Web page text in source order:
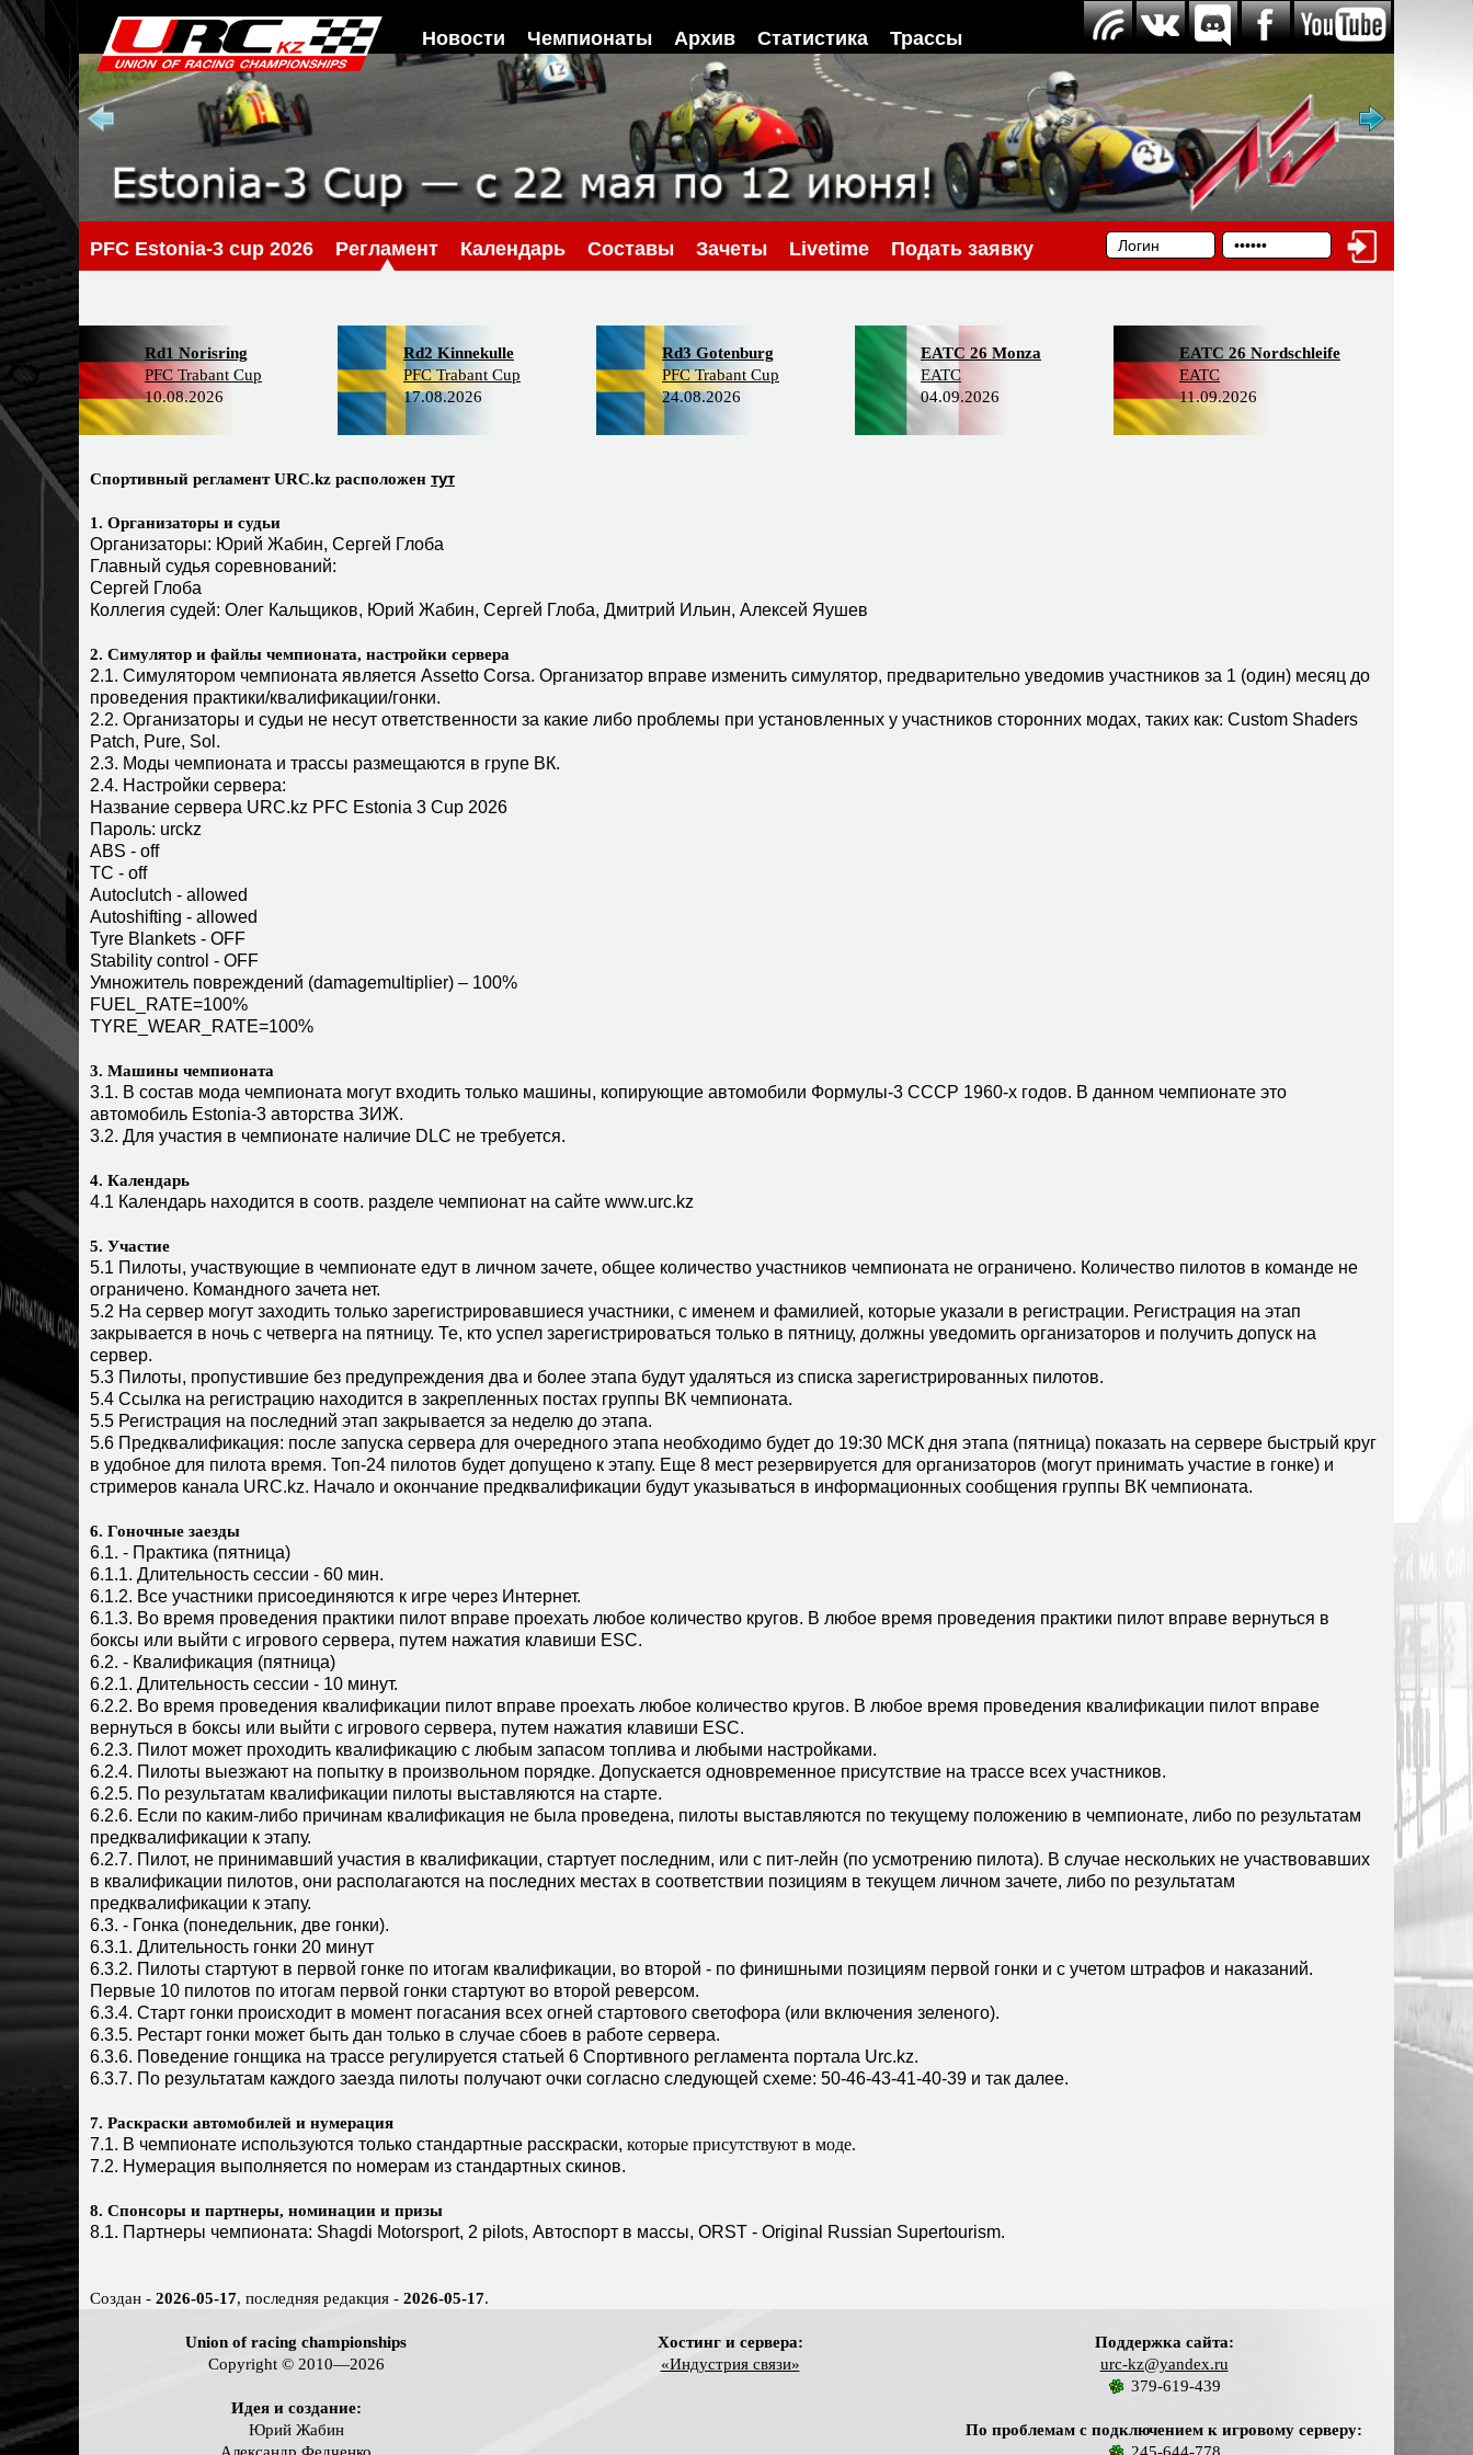
Новости Чемпионаты Архив Статистика Трассы
PFС Estonia-3 cup 2026 Регламент Календарь Составы Зачеты Livetime Подать заявку
Rd1 Norisring
PFC Trabant Cup
10.08.2026
Rd2 Kinnekulle
PFC Trabant Cup
17.08.2026
Rd3 Gotenburg
PFC Trabant Cup
24.08.2026
EATC 26 Monza
EATC
04.09.2026
EATC 26 Nordschleife
EATC
11.09.2026
Спортивный регламент URC.kz расположен тут
1. Организаторы и судьи
Организаторы: Юрий Жабин, Сергей Глоба
Главный судья соревнований:
Сергей Глоба
Коллегия судей: Олег Кальщиков, Юрий Жабин, Сергей Глоба, Дмитрий Ильин, Алексей Яушев
2. Симулятор и файлы чемпионата, настройки сервера
2.1. Симулятором чемпионата является Assetto Corsa. Организатор вправе изменить симулятор, предварительно уведомив участников за 1 (один) месяц до
проведения практики/квалификации/гонки.
2.2. Организаторы и судьи не несут ответственности за какие либо проблемы при установленных у участников сторонних модах, таких как: Custom Shaders
Patch, Pure, Sol.
2.3. Моды чемпионата и трассы размещаются в групе ВК.
2.4. Настройки сервера:
Название сервера URC.kz PFC Estonia 3 Cup 2026
Пароль: urckz
ABS - off
TC - off
Аutoclutch - allowed
Autoshifting - allowed
Tyre Blankets - OFF
Stability control - OFF
Умножитель повреждений (damagemultiplier) – 100%
FUEL_RATE=100%
TYRE_WEAR_RATE=100%
3. Машины чемпионата
3.1. В состав мода чемпионата могут входить только машины, копирующие автомобили Формулы-3 СССР 1960-х годов. В данном чемпионате это
автомобиль Estonia-3 авторства ЗИЖ.
3.2. Для участия в чемпионате наличие DLC не требуется.
4. Календарь
4.1 Календарь находится в соотв. разделе чемпионат на сайте www.urc.kz
5. Участие
5.1 Пилоты, участвующие в чемпионате едут в личном зачете, общее количество участников чемпионата не ограничено. Количество пилотов в команде не
ограничено. Командного зачета нет.
5.2 На сервер могут заходить только зарегистрировавшиеся участники, с именем и фамилией, которые указали в регистрации. Регистрация на этап
закрывается в ночь с четверга на пятницу. Те, кто успел зарегистрироваться только в пятницу, должны уведомить организаторов и получить допуск на
сервер.
5.3 Пилоты, пропустившие без предупреждения два и более этапа будут удаляться из списка зарегистрированных пилотов.
5.4 Ссылка на регистрацию находится в закрепленных постах группы ВК чемпионата.
5.5 Регистрация на последний этап закрывается за неделю до этапа.
5.6 Предквалификация: после запуска сервера для очередного этапа необходимо будет до 19:30 МСК дня этапа (пятница) показать на сервере быстрый круг
в удобное для пилота время. Топ-24 пилотов будет допущено к этапу. Еще 8 мест резервируется для организаторов (могут принимать участие в гонке) и
стримеров канала URC.kz. Начало и окончание предквалификации будут указываться в информационных сообщения группы ВК чемпионата.
6. Гоночные заезды
6.1. - Практика (пятница)
6.1.1. Длительность сессии - 60 мин.
6.1.2. Все участники присоединяются к игре через Интернет.
6.1.3. Во время проведения практики пилот вправе проехать любое количество кругов. В любое время проведения практики пилот вправе вернуться в
боксы или выйти с игрового сервера, путем нажатия клавиши ESC.
6.2. - Квалификация (пятница)
6.2.1. Длительность сессии - 10 минут.
6.2.2. Во время проведения квалификации пилот вправе проехать любое количество кругов. В любое время проведения квалификации пилот вправе
вернуться в боксы или выйти с игрового сервера, путем нажатия клавиши ESC.
6.2.3. Пилот может проходить квалификацию с любым запасом топлива и любыми настройками.
6.2.4. Пилоты выезжают на попытку в произвольном порядке. Допускается одновременное присутствие на трассе всех участников.
6.2.5. По результатам квалификации пилоты выставляются на старте.
6.2.6. Если по каким-либо причинам квалификация не была проведена, пилоты выставляются по текущему положению в чемпионате, либо по результатам
предквалификации к этапу.
6.2.7. Пилот, не принимавший участия в квалификации, стартует последним, или с пит-лейн (по усмотрению пилота). В случае нескольких не участвовавших
в квалификации пилотов, они располагаются на последних местах в соответствии позициям в текущем личном зачете, либо по результатам
предквалификации к этапу.
6.3. - Гонка (понедельник, две гонки).
6.3.1. Длительность гонки 20 минут
6.3.2. Пилоты стартуют в первой гонке по итогам квалификации, во второй - по финишными позициям первой гонки и с учетом штрафов и наказаний.
Первые 10 пилотов по итогам первой гонки стартуют во второй реверсом.
6.3.4. Старт гонки происходит в момент погасания всех огней стартового светофора (или включения зеленого).
6.3.5. Рестарт гонки может быть дан только в случае сбоев в работе сервера.
6.3.6. Поведение гонщика на трассе регулируется статьей 6 Спортивного регламента портала Urc.kz.
6.3.7. По результатам каждого заезда пилоты получают очки согласно следующей схеме: 50-46-43-41-40-39 и так далее.
7. Раскраски автомобилей и нумерация
7.1. В чемпионате используются только стандартные расскраски, которые присутствуют в моде.
7.2. Нумерация выполняется по номерам из стандартных скинов.
8. Спонсоры и партнеры, номинации и призы
8.1. Партнеры чемпионата: Shagdi Motorsport, 2 pilots, Автоспорт в массы, ORST - Original Russian Supertourism.
Создан - 2026-05-17, последняя редакция - 2026-05-17.
Union of racing championships
Copyright © 2010—2026
Идея и создание:
Юрий Жабин
Хостинг и сервера:
«Индустрия связи»
Поддержка сайта:
urc-kz@yandex.ru
379-619-439
По проблемам с подключением к игровому серверу: